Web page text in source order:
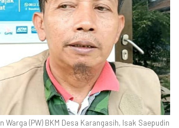
Warga (PW) BKM Desa Karangasih, Isak Saepudin